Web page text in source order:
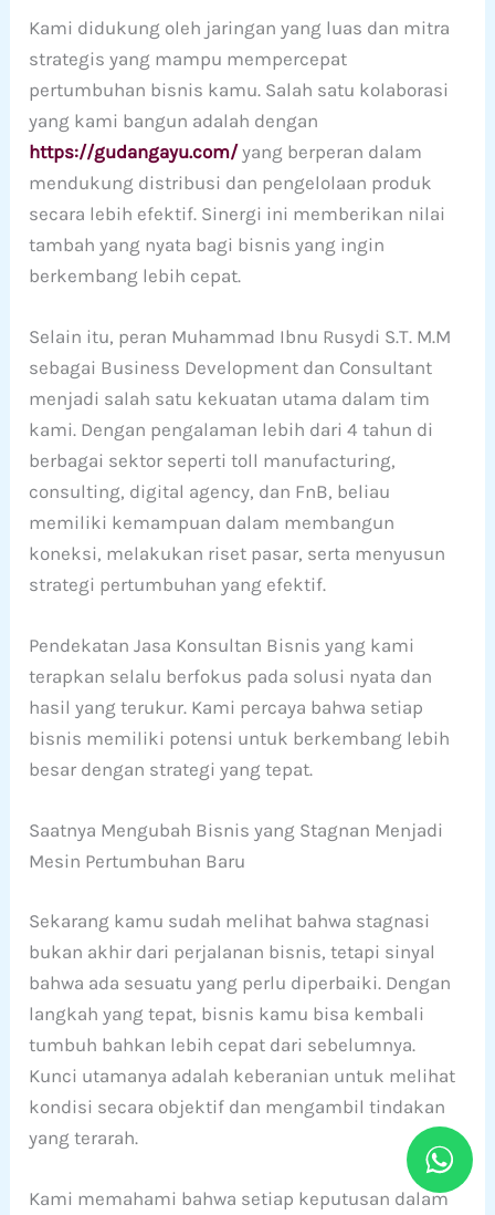
Kami didukung oleh jaringan yang luas dan mitra
strategis yang mampu mempercepat
pertumbuhan bisnis kamu. Salah satu kolaborasi
yang kami bangun adalah dengan
https://gudangayu.com/yang berperan dalam
mendukung distribusi dan pengelolaan produk
secara lebih efektif. Sinergi ini memberikan nilai
tambah yang nyata bagi bisnis yang ingin
berkembang lebih cepat.
Selain itu, peran Muhammad Ibnu Rusydi S.T. M.M
sebagai Business Development dan Consultant
menjadi salah satu kekuatan utama dalam tim
kami. Dengan pengalaman lebih dari 4 tahun di
berbagai sektor seperti toll manufacturing,
consulting, digital agency, dan FnB, beliau
memiliki kemampuan dalam membangun
koneksi, melakukan riset pasar, serta menyusun
strategi pertumbuhan yang efektif.
Pendekatan Jasa Konsultan Bisnis yang kami
terapkan selalu berfokus pada solusi nyata dan
hasil yang terukur. Kami percaya bahwa setiap
bisnis memiliki potensi untuk berkembang lebih
besar dengan strategi yang tepat.
Saatnya Mengubah Bisnis yang Stagnan Menjadi
Mesin Pertumbuhan Baru
Sekarang kamu sudah melihat bahwa stagnasi
bukan akhir dari perjalanan bisnis, tetapi sinyal
bahwa ada sesuatu yang perlu diperbaiki. Dengan
langkah yang tepat, bisnis kamu bisa kembali
tumbuh bahkan lebih cepat dari sebelumnya.
Kunci utamanya adalah keberanian untuk melihat
kondisi secara objektif dan mengambil tindakan
yang terarah.
Kami memahami bahwa setiap keputusan dalam